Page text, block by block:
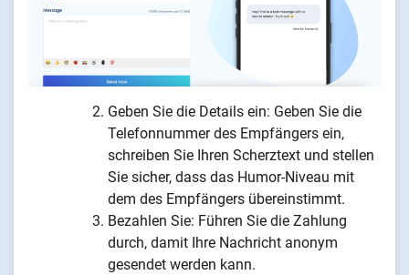
Geben Sie die Details ein: Geben Sie die
Telefonnummer des Empfängers ein,
schreiben Sie Ihren Scherztext und stellen
Sie sicher, dass das Humor-Niveau mit
dem des Empfängers übereinstimmt.
Bezahlen Sie: Führen Sie die Zahlung
durch, damit Ihre Nachricht anonym
gesendet werden kann.